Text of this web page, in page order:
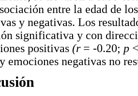
entre la edad de
y negativas. Los
significativa y con
positivas (r = -0.20; p
emociones negativas no